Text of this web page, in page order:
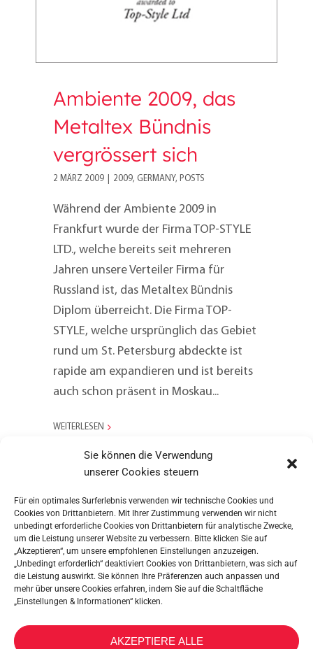
Sie können die Verwendung
unserer Cookies steuern
Für ein optimales Surferlebnis verwenden wir technische Cookies und
Cookies von Drittanbietern. Mit Ihrer Zustimmung verwenden wir nicht
unbedingt erforderliche Cookies von Drittanbietern für analytische Zwecke,
um die Leistung unserer Website zu verbessern. Bitte klicken Sie auf
„Akzeptieren“, um unsere empfohlenen Einstellungen anzuzeigen.
„Unbedingt erforderlich“ deaktiviert Cookies von Drittanbietern, was sich auf
die Leistung auswirkt. Sie können Ihre Präferenzen auch anpassen und
mehr über unsere Cookies erfahren, indem Sie auf die Schaltfläche
„Einstellungen & Informationen“ klicken.
AKZEPTIERE ALLE
Ambiente 2009, das
Metaltex Bündnis
vergrössert sich
2 MÄRZ 2009 2009, GERMANY, POSTS
Während der Ambiente 2009 in
Frankfurt wurde der Firma TOP-STYLE
LTD., welche bereits seit mehreren
Jahren unsere Verteiler Firma für
Russland ist, das Metaltex Bündnis
Diplom überreicht. Die Firma TOP-
STYLE, welche ursprünglich das Gebiet
rund um St. Petersburg abdeckte ist
rapide am expandieren und ist bereits
auch schon präsent in Moskau...
WEITERLESEN
METALTEX SA © 2023 Powered by Ticyweb